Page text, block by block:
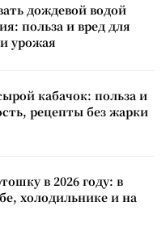
дождевой водой
польза и вред для
урожая
кабачок: польза и
рецепты без жарки
в 2026 году: в
холодильнике и на